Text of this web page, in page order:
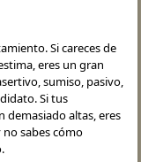
Si careces de
eres un gran
sumiso, pasivo,
Si tus
demasiado altas, eres
sabes cómo